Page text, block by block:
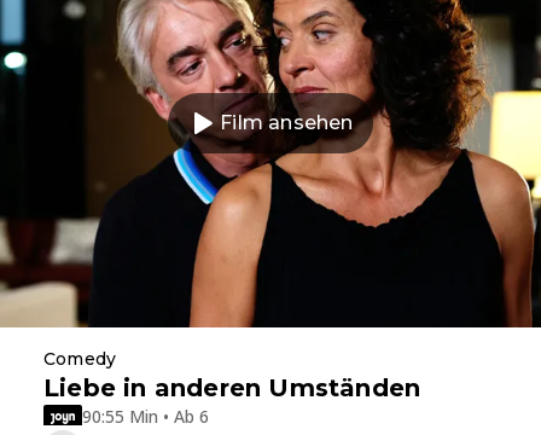
Film ansehen
Comedy
Liebe in anderen Umständen
90:55 Min • Ab 6